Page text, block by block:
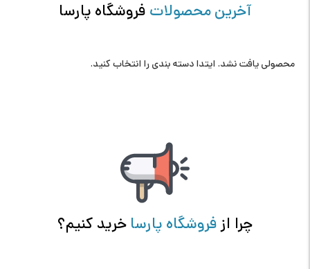
آخرین محصولات فروشگاه پارسا
محصولی یافت نشد. ایتدا دسته بندی را انتخاب کنید.
چرا ازفروشگاه پارسا خرید کنیم؟